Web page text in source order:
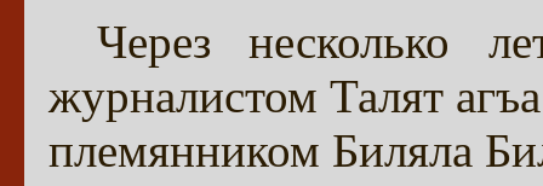
Через несколько
журналистом Талят
племянником Биляла